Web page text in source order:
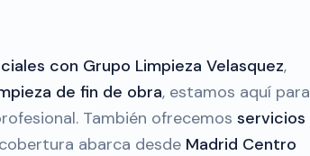
con Grupo Limpieza Velasquez,
de fin de obra, estamos aquí para
También ofrecemos servicios
abarca desde Madrid Centro